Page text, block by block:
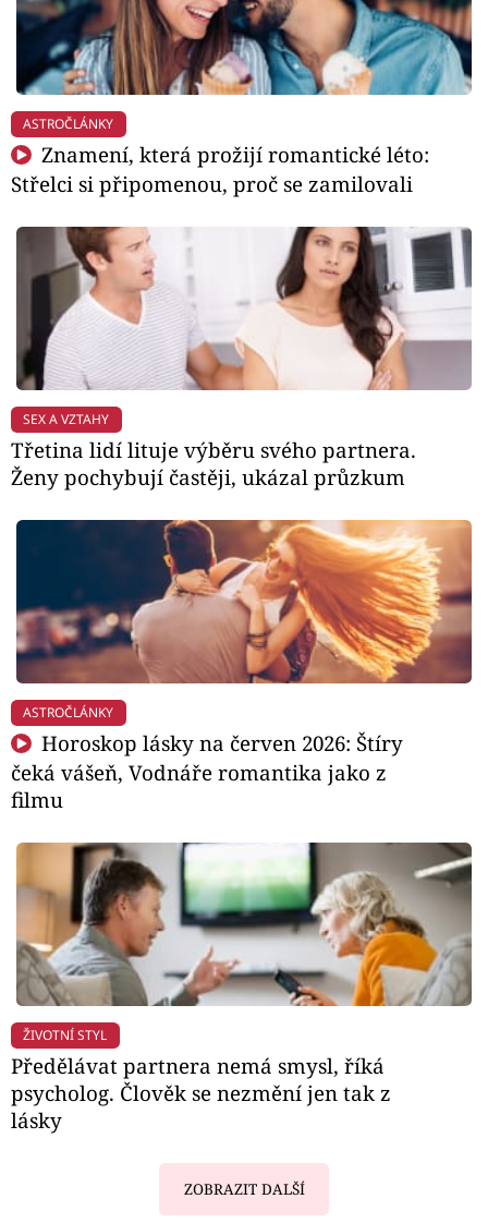
ASTROČLÁNKY
Znamení, která prožijí romantické léto:
Střelci si připomenou, proč se zamilovali
SEX A VZTAHY
Třetina lidí lituje výběru svého partnera.
Ženy pochybují častěji, ukázal průzkum
ASTROČLÁNKY
Horoskop lásky na červen 2026: Štíry
čeká vášeň, Vodnáře romantika jako z
filmu
ŽIVOTNÍ STYL
Předělávat partnera nemá smysl, říká
psycholog. Člověk se nezmění jen tak z
lásky
ZOBRAZIT DALŠÍ